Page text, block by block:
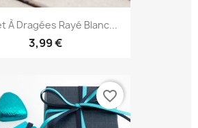
À Dragées Rayé Blanc...
3,99 €
favorite_border